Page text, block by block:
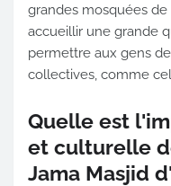
grandes mosquées
accueillir une grande
permettre aux gens
collectives, comme
Quelle est
et culturelle
Jama Masjid